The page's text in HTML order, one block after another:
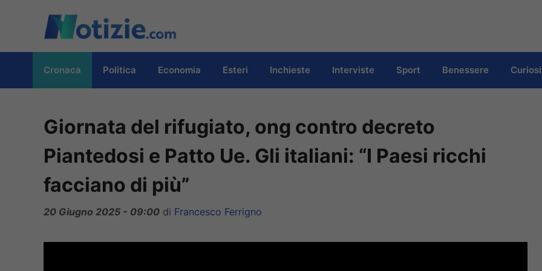
contenuto
Cronaca Politica Economia Esteri Inchieste Interviste Sport Benessere
Giornata del rifugiato, ong contro decreto
Piantedosi e Patto Ue. Gli italiani: “I Paesi ricchi
facciano di più”
20 Giugno 2025 - 09:00 di Francesco Ferrigno